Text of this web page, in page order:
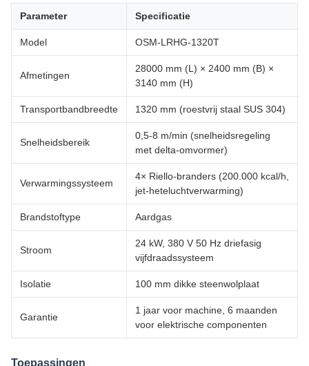
Parameter Specificatie
Model OSM-LRHG-1320T
Afmetingen
28000 mm (L) × 2400 mm (B) ×
3140 mm (H)
Transportbandbreedte 1320 mm (roestvrij staal SUS 304)
Snelheidsbereik
0,5-8 m/min (snelheidsregeling
met delta-omvormer)
Verwarmingssysteem
4× Riello-branders (200.000 kcal/h,
jet-heteluchtverwarming)
Brandstoftype Aardgas
Stroom
24 kW, 380 V 50 Hz driefasig
vijfdraadssysteem
Isolatie 100 mm dikke steenwolplaat
Garantie
1 jaar voor machine, 6 maanden
voor elektrische componenten
Toepassingen